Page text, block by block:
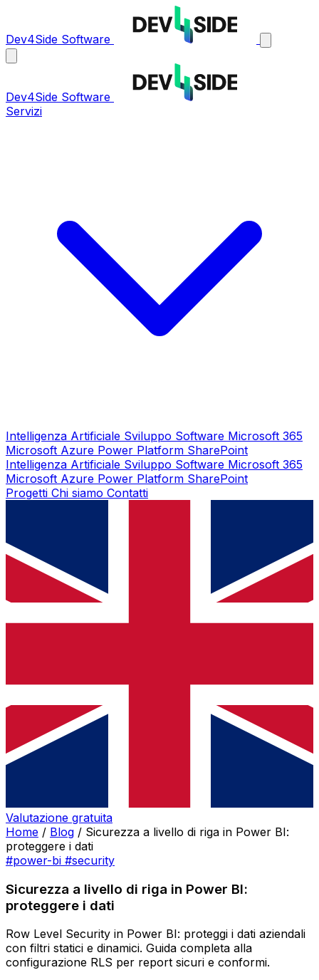
Dev4Side Software
Dev4Side Software
Servizi
Intelligenza Artificiale Sviluppo Software Microsoft 365
Microsoft Azure Power Platform SharePoint
Intelligenza Artificiale Sviluppo Software Microsoft 365
Microsoft Azure Power Platform SharePoint
Progetti Chi siamo Contatti
Valutazione gratuita
Home / Blog / Sicurezza a livello di riga in Power BI:
proteggere i dati
#power-bi #security
Sicurezza a livello di riga in Power BI:
proteggere i dati
Row Level Security in Power BI: proteggi i dati aziendali
con filtri statici e dinamici. Guida completa alla
configurazione RLS per report sicuri e conformi.